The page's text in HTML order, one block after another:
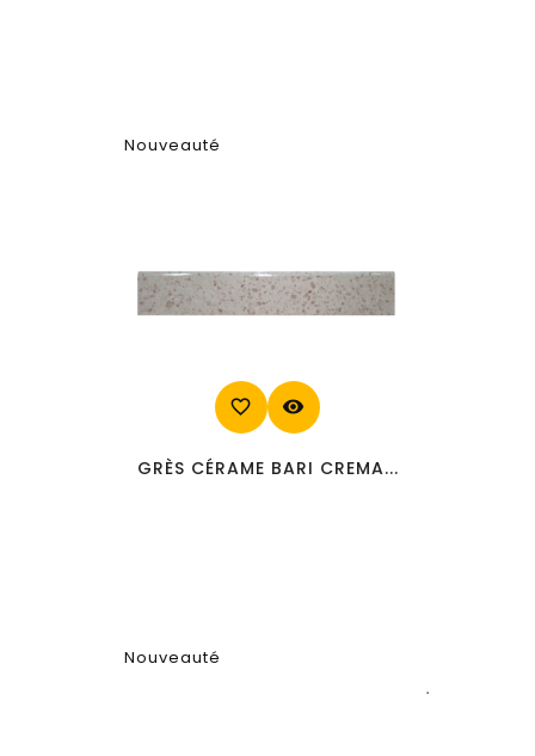
Nouveauté
favorite_border visibility
GRÈS CÉRAME BARI CREMA...
Nouveauté